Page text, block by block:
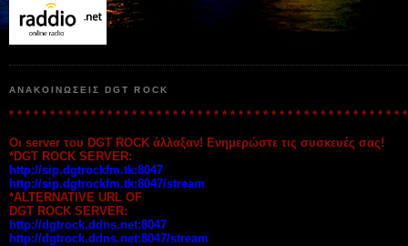
ΑΝΑΚΟΙΝΩΣΕΙΣ DGT ROCK
* * * * * * * * * * * * * * * * * * * * * * * * * * * * * * * * * * * * * * * * * * * * * * * *
Οι server του DGT ROCK άλλαξαν! Ενημερώστε τις συσκευές σας!
*DGT ROCK SERVER:
http://sip.dgtrockfm.tk:8047
http://sip.dgtrockfm.tk:8047/stream
*ALTERNATIVE URL OF
DGT ROCK SERVER:
http://dgtrock.ddns.net:8047
http://dgtrock.ddns.net:8047/stream